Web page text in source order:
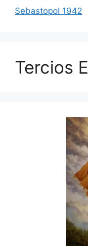
Sebastopol 1942
Tercios